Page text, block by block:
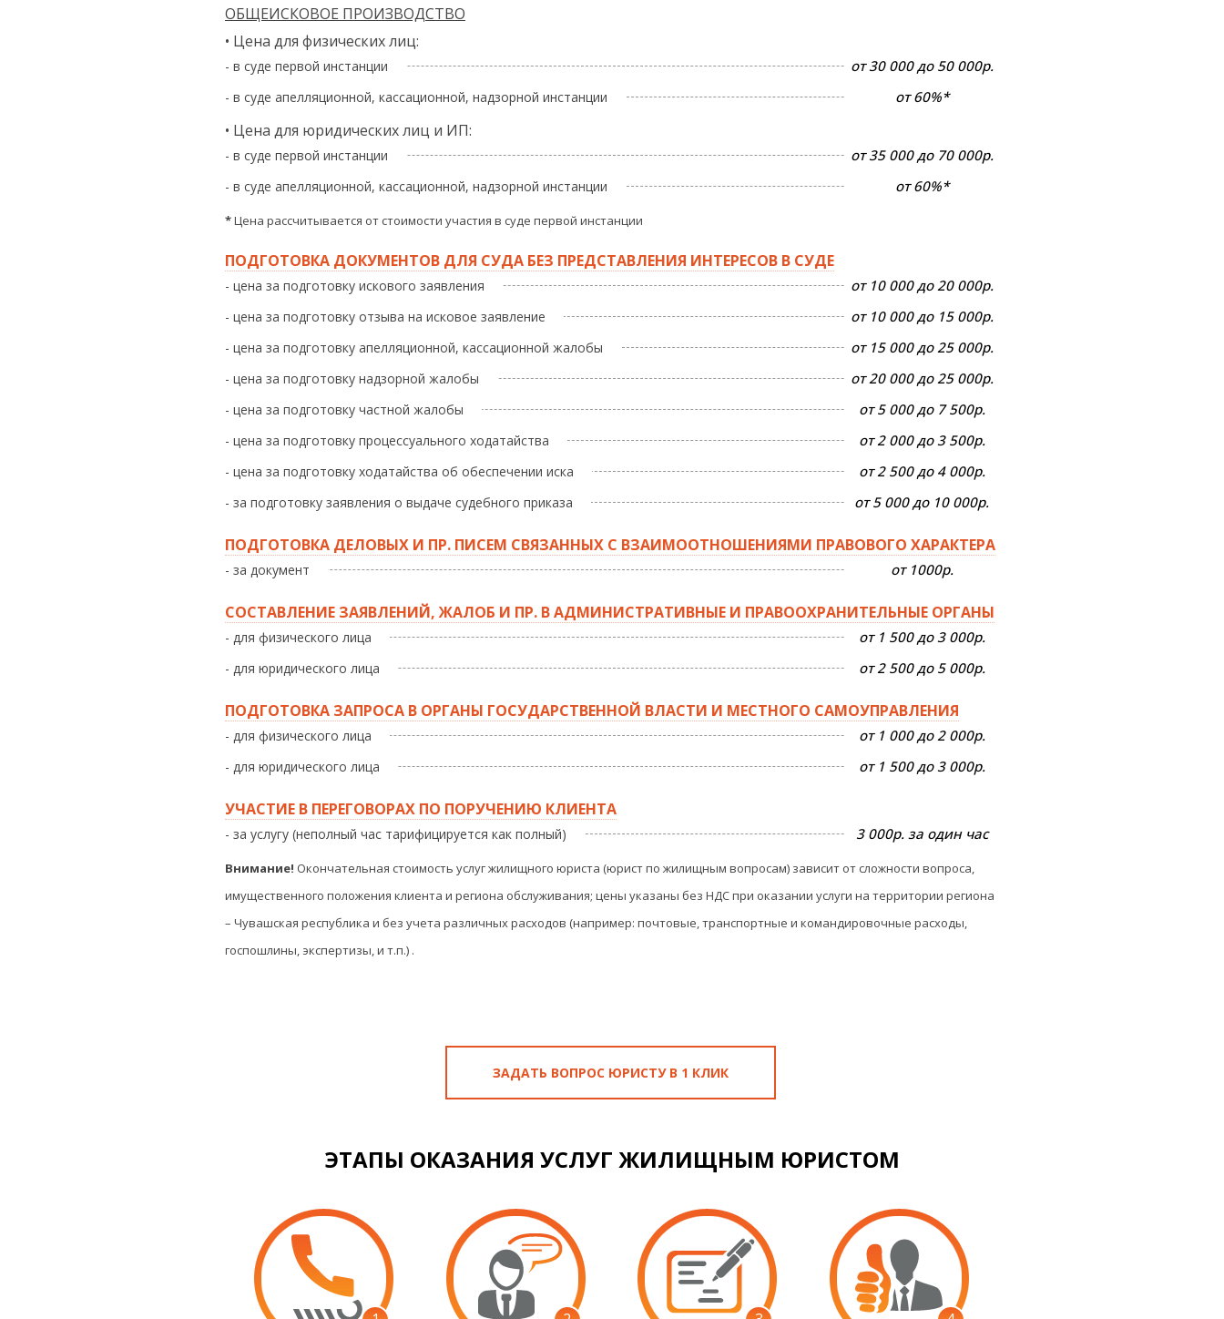
ОБЩЕИСКОВОЕ ПРОИЗВОДСТВО
• Цена для физических лиц:
- в суде первой инстанции от 30 000 до 50 000р.
- в суде апелляционной, кассационной, надзорной инстанции от 60%*
• Цена для юридических лиц и ИП:
- в суде первой инстанции от 35 000 до 70 000р.
- в суде апелляционной, кассационной, надзорной инстанции от 60%*
*Цена рассчитывается от стоимости участия в суде первой инстанции
ПОДГОТОВКА ДОКУМЕНТОВ ДЛЯ СУДА БЕЗ ПРЕДСТАВЛЕНИЯ ИНТЕРЕСОВ В СУДЕ
- цена за подготовку искового заявления от 10 000 до 20 000р.
- цена за подготовку отзыва на исковое заявление от 10 000 до 15 000р.
- цена за подготовку апелляционной, кассационной жалобы от 15 000 до 25 000р.
- цена за подготовку надзорной жалобы от 20 000 до 25 000р.
- цена за подготовку частной жалобы от 5 000 до 7 500р.
- цена за подготовку процессуального ходатайства от 2 000 до 3 500р.
- цена за подготовку ходатайства об обеспечении иска от 2 500 до 4 000р.
- за подготовку заявления о выдаче судебного приказа от 5 000 до 10 000р.
ПОДГОТОВКА ДЕЛОВЫХ И ПР. ПИСЕМ СВЯЗАННЫХ С ВЗАИМООТНОШЕНИЯМИ ПРАВОВОГО ХАРАКТЕРА
- за документ от 1000р.
СОСТАВЛЕНИЕ ЗАЯВЛЕНИЙ, ЖАЛОБ И ПР. В АДМИНИСТРАТИВНЫЕ И ПРАВООХРАНИТЕЛЬНЫЕ ОРГАНЫ
- для физического лица от 1 500 до 3 000р.
- для юридического лица от 2 500 до 5 000р.
ПОДГОТОВКА ЗАПРОСА В ОРГАНЫ ГОСУДАРСТВЕННОЙ ВЛАСТИ И МЕСТНОГО САМОУПРАВЛЕНИЯ
- для физического лица от 1 000 до 2 000р.
- для юридического лица от 1 500 до 3 000р.
УЧАСТИЕ В ПЕРЕГОВОРАХ ПО ПОРУЧЕНИЮ КЛИЕНТА
- за услугу (неполный час тарифицируется как полный) 3 000р. за один час
Внимание! Окончательная стоимость услуг жилищного юриста (юрист по жилищным вопросам) зависит от сложности вопроса,
имущественного положения клиента и региона обслуживания; цены указаны без НДС при оказании услуги на территории региона
– Чувашская республика и без учета различных расходов (например: почтовые, транспортные и командировочные расходы,
госпошлины, экспертизы, и т.п.) .
ЗАДАТЬ ВОПРОС ЮРИСТУ В 1 КЛИК
ЭТАПЫ ОКАЗАНИЯ УСЛУГ ЖИЛИЩНЫМ ЮРИСТОМ